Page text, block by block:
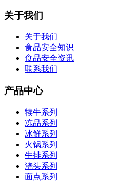
关于我们
关于我们
食品安全知识
食品安全资讯
联系我们
产品中心
犊牛系列
冻品系列
冰鲜系列
火锅系列
牛排系列
浇头系列
面点系列